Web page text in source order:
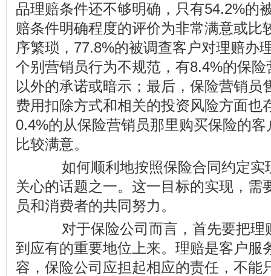
品理赔条件还不够明确，只有54.2%的
赔条件明确程度的评价为非常满意或比
序繁琐，77.8%的被调查客户对理赔办
个别营销员行为不规范，有8.4%的保
以外的承诺或暗示；最后，保险营销员
费用扣除方式和相关的投资风险方面也
0.4%的从保险营销员那里购买保险的
比较满意。
如何顺利地按照保险合同约定实
关心的话题之一。这一目标的实现，需
员和消费者的共同努力。
对于保险公司而言，首先要把理
到应有的重要地位上来。理赔是客户服
容，保险公司应担起相应的责任，不能